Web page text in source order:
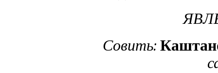
Совить: